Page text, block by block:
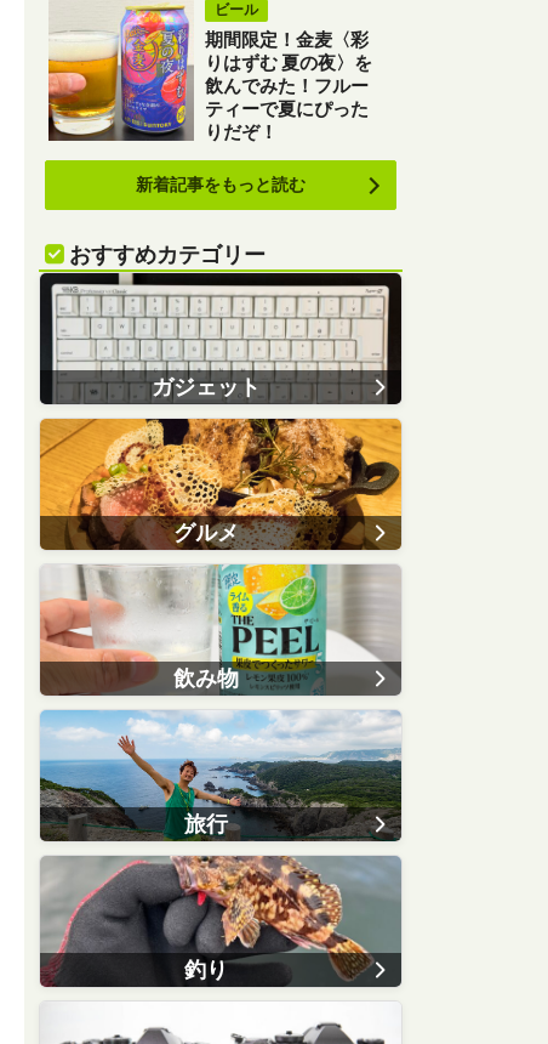
ビール
期間限定！金麦〈彩
りはずむ 夏の夜〉を
飲んでみた！フルー
ティーで夏にぴった
りだぞ！
新着記事をもっと読む
おすすめカテゴリー
ガジェット
グルメ
飲み物
旅行
釣り